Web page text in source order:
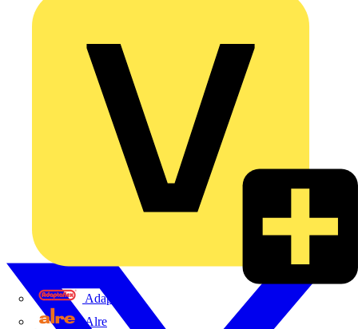
Adaptaflex
Alre